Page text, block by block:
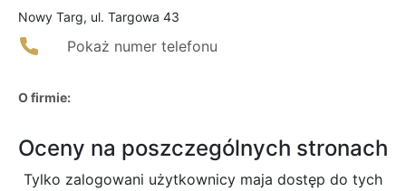
Nowy Targ, ul. Targowa 43
Pokaż numer telefonu
O firmie:
Oceny na poszczególnych stronach
Tylko zalogowani użytkownicy maja dostęp do tych